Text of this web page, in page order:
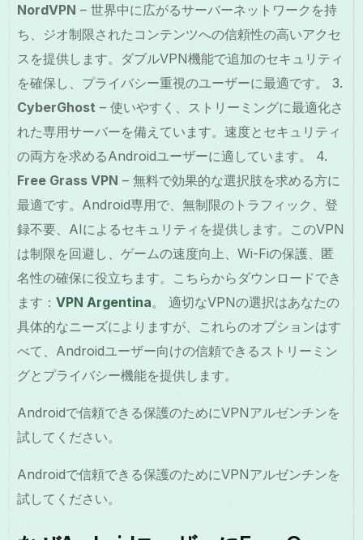
NordVPN – 世界中に広がるサーバーネットワークを持
ち、ジオ制限されたコンテンツへの信頼性の高いアクセ
スを提供します。ダブルVPN機能で追加のセキュリティ
を確保し、プライバシー重視のユーザーに最適です。 3.
CyberGhost – 使いやすく、ストリーミングに最適化さ
れた専用サーバーを備えています。速度とセキュリティ
の両方を求めるAndroidユーザーに適しています。 4.
Free Grass VPN – 無料で効果的な選択肢を求める方に
最適です。Android専用で、無制限のトラフィック、登
録不要、AIによるセキュリティを提供します。このVPN
は制限を回避し、ゲームの速度向上、Wi-Fiの保護、匿
名性の確保に役立ちます。こちらからダウンロードでき
ます：VPN Argentina。 適切なVPNの選択はあなたの
具体的なニーズによりますが、これらのオプションはす
べて、Androidユーザー向けの信頼できるストリーミン
グとプライバシー機能を提供します。
Androidで信頼できる保護のためにVPNアルゼンチンを
試してください。
Androidで信頼できる保護のためにVPNアルゼンチンを
試してください。